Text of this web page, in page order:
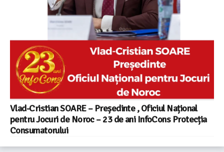
Vlad-Cristian SOARE – Președinte , Oficiul Național
pentru Jocuri de Noroc – 23 de ani InfoCons Protecția
Consumatorului